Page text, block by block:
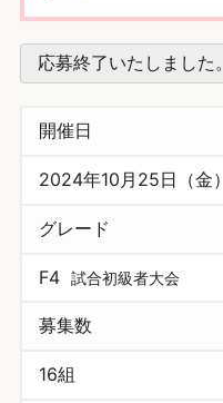
応募終了いたしました。
開催日
2024年10月25日（金）
グレード
F4 試合初級者大会
募集数
16組